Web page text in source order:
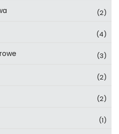
(2)
(4)
(3)
(2)
(2)
(1)